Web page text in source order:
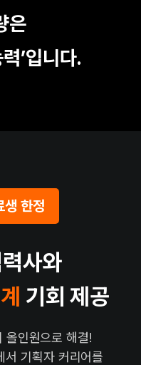
은
’입니다.
생 한정
사와
기회 제공
올인원으로 해결!
서 기획자 커리어를